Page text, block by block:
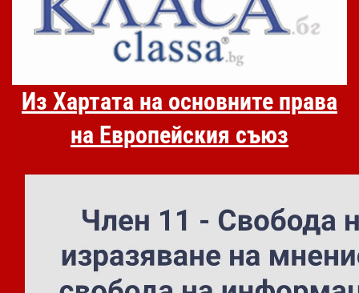
Из Хартата на основните права
на Европейския съюз